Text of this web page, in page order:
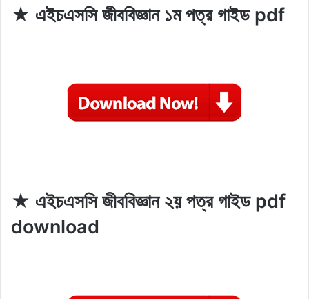
★ এইচএসসি জীববিজ্ঞান ১ম পত্র গাইড pdf
★ এইচএসসি জীববিজ্ঞান ২য় পত্র গাইড pdf
download